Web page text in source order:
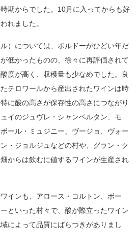
期からでした。10月に入ってからも好
れました。
）については、ボルドーがひどい年だ
低かったものの、徐々に再評価されて
度が高く、収穫量も少なめでした。良
テロワールから産出されたワインは時
に酸の高さが保存性の高さにつながり
イのジュヴレ・シャンベルタン、モ
ール・ミュジニー、ヴージョ、ヴォー
・ジョルジュなどの村や、グラン・ク
からは飲むに値するワインが生産され
インも、アロース・コルトン、ボー
といった村々で、酸が際立ったワイン
によって品質にばらつきがありまし